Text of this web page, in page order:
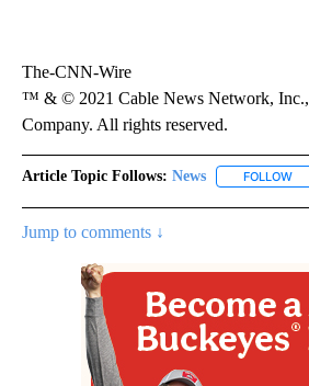
The-CNN-Wire
™ & © 2021 Cable News Network, Inc.,
Company. All rights reserved.
Article Topic Follows: News FOLLOW
Jump to comments ↓